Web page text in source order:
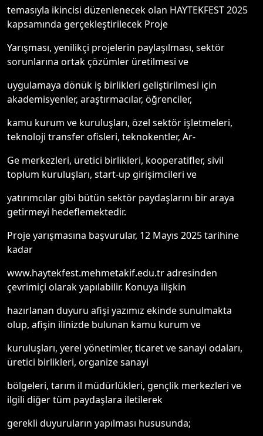
temasıyla ikincisi düzenlenecek olan HAYTEKFEST 2025
kapsamında gerçekleştirilecek Proje
Yarışması, yenilikçi projelerin paylaşılması, sektör
sorunlarına ortak çözümler üretilmesi ve
uygulamaya dönük iş birlikleri geliştirilmesi için
akademisyenler, araştırmacılar, öğrenciler,
kamu kurum ve kuruluşları, özel sektör işletmeleri,
teknoloji transfer ofisleri, teknokentler, Ar-
Ge merkezleri, üretici birlikleri, kooperatifler, sivil
toplum kuruluşları, start-up girişimcileri ve
yatırımcılar gibi bütün sektör paydaşlarını bir araya
getirmeyi hedeflemektedir.
Proje yarışmasına başvurular, 12 Mayıs 2025 tarihine
kadar
www.haytekfest.mehmetakif.edu.tr adresinden
çevrimiçi olarak yapılabilir. Konuya ilişkin
hazırlanan duyuru afişi yazımız ekinde sunulmakta
olup, afişin ilinizde bulunan kamu kurum ve
kuruluşları, yerel yönetimler, ticaret ve sanayi odaları,
üretici birlikleri, organize sanayi
bölgeleri, tarım il müdürlükleri, gençlik merkezleri ve
ilgili diğer tüm paydaşlara iletilerek
gerekli duyuruların yapılması hususunda;